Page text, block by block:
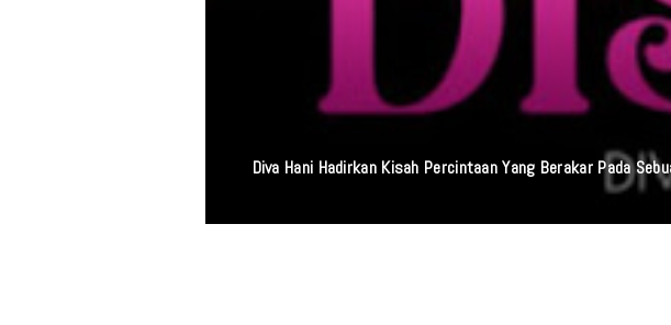
Diva Hani Hadirkan Kisah Percintaan Yang Berakar Pada